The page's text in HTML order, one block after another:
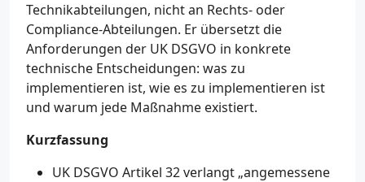
Technikabteilungen, nicht an Rechts- oder
Compliance-Abteilungen. Er übersetzt die
Anforderungen der UK DSGVO in konkrete
technische Entscheidungen: was zu
implementieren ist, wie es zu implementieren ist
und warum jede Maßnahme existiert.
Kurzfassung
UK DSGVO Artikel 32 verlangt „angemessene